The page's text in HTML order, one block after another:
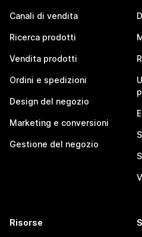
Canali di vendita
Ricerca prodotti
Vendita prodotti
Ordini e spedizioni
Design del negozio
Marketing e conversioni
Gestione del negozio
Risorse